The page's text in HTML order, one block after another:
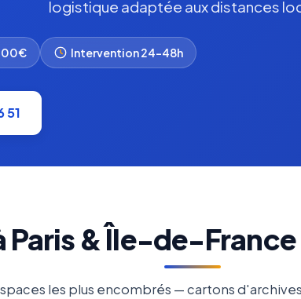
logistique adaptée aux distances
Intervention 24-48h
51
Paris & Île-de-
les plus encombrés — cartons